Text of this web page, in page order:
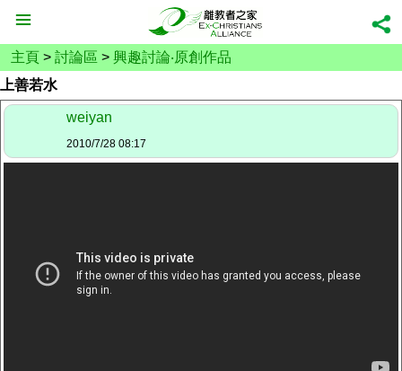
主頁 > 討論區 > 興趣討論‧原創作品
上善若水
weiyan
2010/7/28 08:17